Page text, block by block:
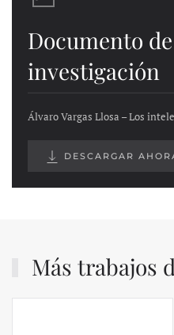
Documento
investigación
Álvaro Vargas Llosa – Los
DESCARGAR
Más trabajos